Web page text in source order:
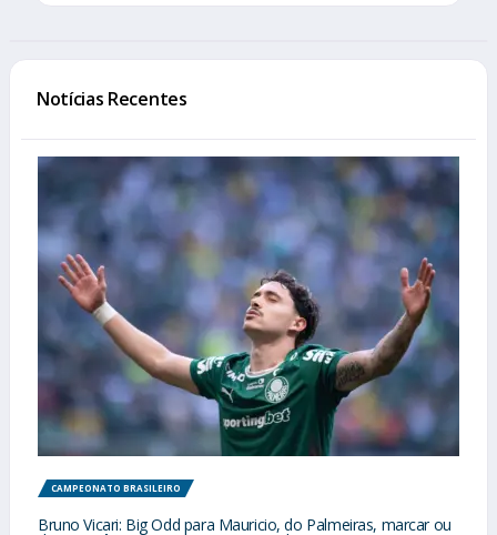
Notícias Recentes
CAMPEONATO BRASILEIRO
Bruno Vicari: Big Odd para Mauricio, do Palmeiras, marcar ou